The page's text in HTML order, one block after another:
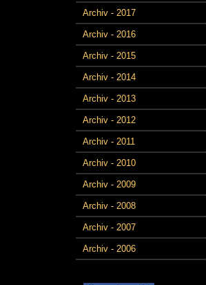
Archiv - 2017
Archiv - 2016
Archiv - 2015
Archiv - 2014
Archiv - 2013
Archiv - 2012
Archiv - 2011
Archiv - 2010
Archiv - 2009
Archiv - 2008
Archiv - 2007
Archiv - 2006